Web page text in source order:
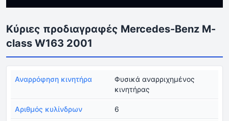
Κύριες προδιαγραφές Mercedes-Benz M-
class W163 2001
Αναρρόφηση κινητήρα
Φυσικά αναρριχημένος
κινητήρας
Αριθμός κυλίνδρων 6